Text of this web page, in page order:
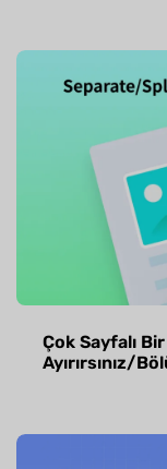
Çok Sayfalı
Ayırırsınız/